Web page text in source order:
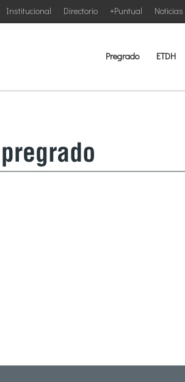
Noticias
+Puntual
Directorio
Institucional
Pregrado ETDH